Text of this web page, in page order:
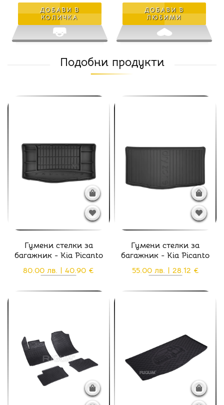
ДОБАВИ В
КОЛИЧКА
ДОБАВИ В
ЛЮБИМИ
Подобни продукти
Гумени стелки за
багажник - Kia Picanto
80.00 лв. | 40.90 €
Гумени стелки за
багажник - Kia Picanto
55.00 лв. | 28.12 €